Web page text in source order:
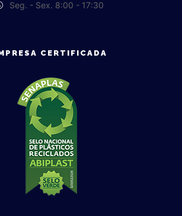
Seg. - Sex. 8:00 - 17:30
CERTIFICADA